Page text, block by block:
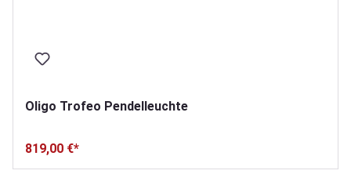
Oligo Trofeo Pendelleuchte
819,00 €*